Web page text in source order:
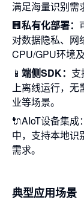
满足海量识别需
🏢私有化部署：
对数据隐私、网
CPU/GPU环境
📱 端侧SDK：
上离线运行，无
业等场景。
🔌AIoT设备集
中，支持本地识
需求。
典型应用场景